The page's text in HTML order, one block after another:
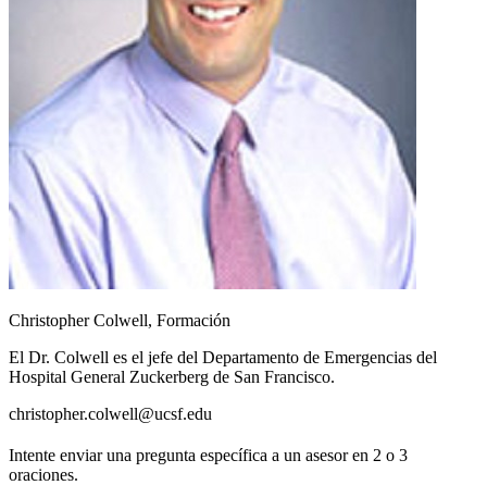
Christopher Colwell, Formación
El Dr. Colwell es el jefe del Departamento de Emergencias del
Hospital General Zuckerberg de San Francisco.
christopher.colwell@ucsf.edu
Intente enviar una pregunta específica a un asesor en 2 o 3
oraciones.